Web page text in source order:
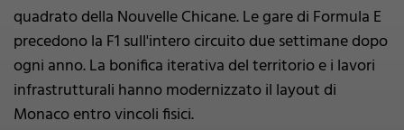
quadrato della Nouvelle Chicane. Le gare di Formula E
precedono la F1 sull'intero circuito due settimane dopo
ogni anno. La bonifica iterativa del territorio e i lavori
infrastrutturali hanno modernizzato il layout di
Monaco entro vincoli fisici.